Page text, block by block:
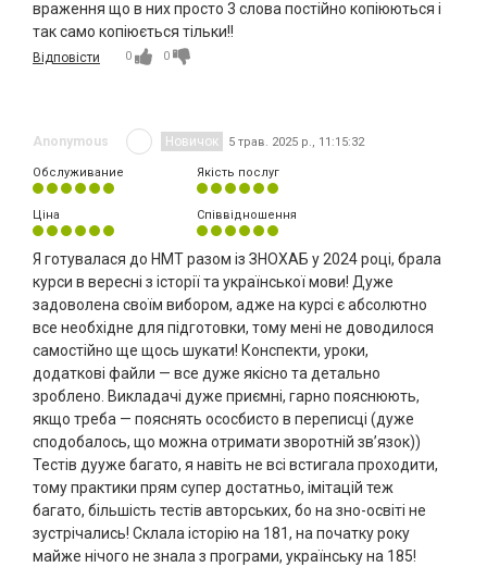
враження що в них просто 3 слова постійно копіюються і
так само копіюється тільки!!
Відповісти 0 0
Anonymous Новичок 5 трав. 2025 р., 11:15:32
Обслуживание Якість послуг
Ціна Співвідношення
Я готувалася до НМТ разом із ЗНОХАБ у 2024 році, брала
курси в вересні з історії та української мови! Дуже
задоволена своїм вибором, адже на курсі є абсолютно
все необхідне для підготовки, тому мені не доводилося
самостійно ще щось шукати! Конспекти, уроки,
додаткові файли — все дуже якісно та детально
зроблено. Викладачі дуже приємні, гарно пояснюють,
якщо треба — пояснять ососбисто в переписці (дуже
сподобалось, що можна отримати зворотній зв’язок))
Тестів дууже багато, я навіть не всі встигала проходити,
тому практики прям супер достатньо, імітацій теж
багато, більшість тестів авторських, бо на зно-освіті не
зустрічались! Склала історію на 181, на початку року
майже нічого не знала з програми, українську на 185!